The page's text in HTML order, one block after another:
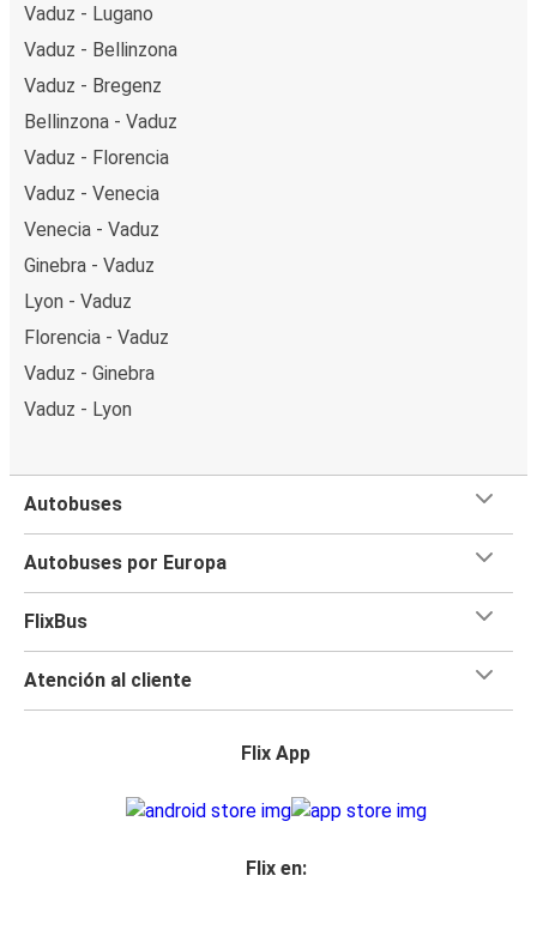
Vaduz - Lugano
Vaduz - Bellinzona
Vaduz - Bregenz
Bellinzona - Vaduz
Vaduz - Florencia
Vaduz - Venecia
Venecia - Vaduz
Ginebra - Vaduz
Lyon - Vaduz
Florencia - Vaduz
Vaduz - Ginebra
Vaduz - Lyon
Autobuses
Autobuses por Europa
FlixBus
Atención al cliente
Flix App
Flix en: